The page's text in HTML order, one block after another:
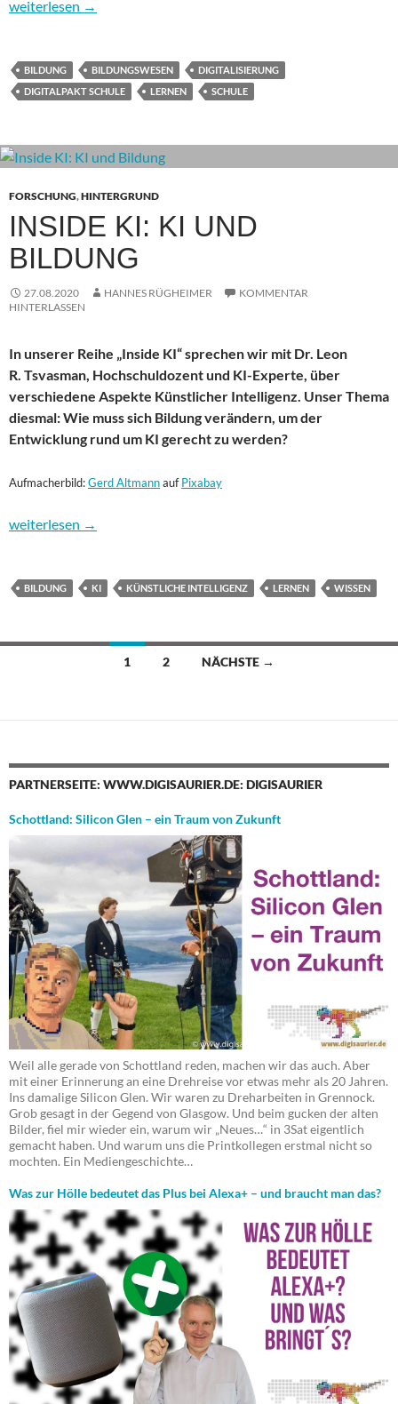
Wohin geht es in Digitalien? Folge 5: Bildungswesen –
weiterlesen →
BILDUNG BILDUNGSWESEN
DIGITALISIERUNG
DIGITALPAKT SCHULE
LERNEN SCHULE
FORSCHUNG,HINTERGRUND
INSIDE KI: KI UND
BILDUNG
27.08.2020 HANNES RÜGHEIMER
KOMMENTAR
HINTERLASSEN
In unserer Reihe „Inside KI“ sprechen wir mit Dr. Leon
R. Tsvasman, Hochschuldozent und KI-Experte, über
verschiedene Aspekte Künstlicher Intelligenz. Unser Thema
diesmal: Wie muss sich Bildung verändern, um der
Entwicklung rund um KI gerecht zu werden?
Aufmacherbild:Gerd AltmannaufPixabay
Inside KI: KI und Bildung
weiterlesen →
BILDUNG KI KÜNSTLICHE INTELLIGENZ LERNEN WISSEN
Beitragsnavigation
1 2 NÄCHSTE →
PARTNERSEITE: WWW.DIGISAURIER.DE: DIGISAURIER
Schottland: Silicon Glen – ein Traum von Zukunft
Weil alle gerade von Schottland reden, machen wir das auch. Aber
mit einer Erinnerung an eine Drehreise vor etwas mehr als 20 Jahren.
Ins damalige Silicon Glen. Wir waren zu Dreharbeiten in Grennock.
Grob gesagt in der Gegend von Glasgow. Und beim gucken der alten
Bilder, fiel mir wieder ein, warum wir „Neues…“ in 3Sat eigentlich
gemacht haben. Und warum uns die Printkollegen erstmal nicht so
mochten. Ein Mediengeschichte…
Was zur Hölle bedeutet das Plus bei Alexa+ – und braucht man das?